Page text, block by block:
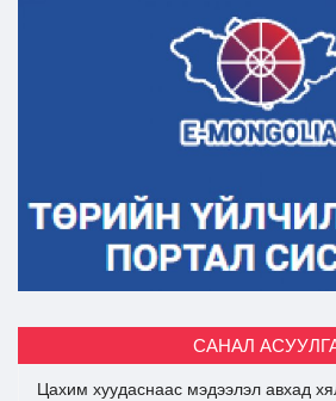
САНАЛ
Цахим хуудаснаас мэдээлэл авхад